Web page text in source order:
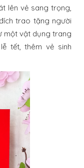
lên vẻ sang trọng,
trao tặng người
một vật dụng trang
tết, thêm vẻ sinh